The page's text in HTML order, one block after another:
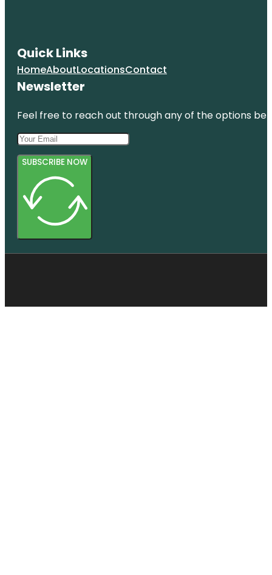
Quick Links
HomeAboutLocationsContact
Newsletter
Feel free to reach out through any of the options
SUBSCRIBE NOW